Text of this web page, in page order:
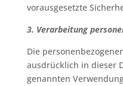
vorausgesetzte
3. Verarbeitung
Die
ausdrücklich in dieser
genannten